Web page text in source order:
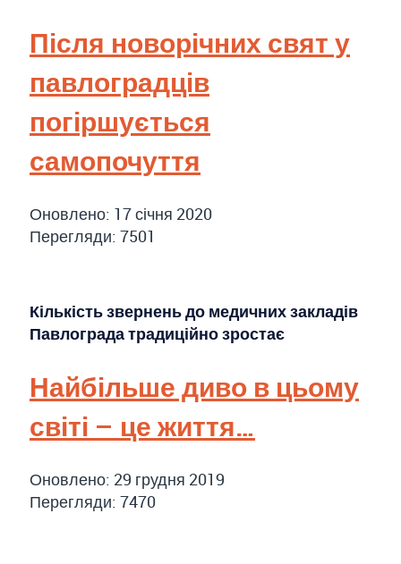
Після новорічних свят у
павлоградців
погіршується
самопочуття
Оновлено: 17 січня 2020
Перегляди: 7501
Кількість звернень до медичних закладів
Павлограда традиційно зростає
Найбільше диво в цьому
світі – це життя…
Оновлено: 29 грудня 2019
Перегляди: 7470